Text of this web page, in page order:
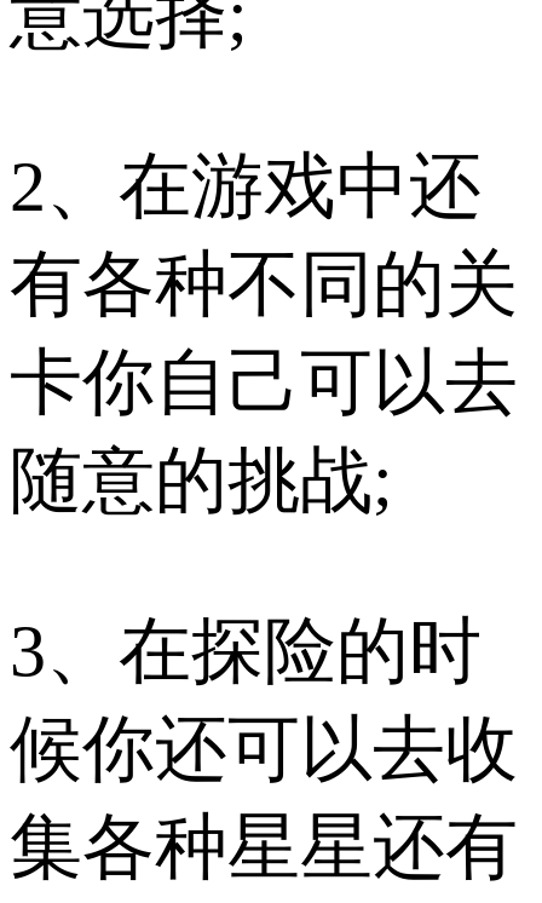
意选择;
2、在游戏中还
有各种不同的关
卡你自己可以去
随意的挑战;
3、在探险的时
候你还可以去收
集各种星星还有